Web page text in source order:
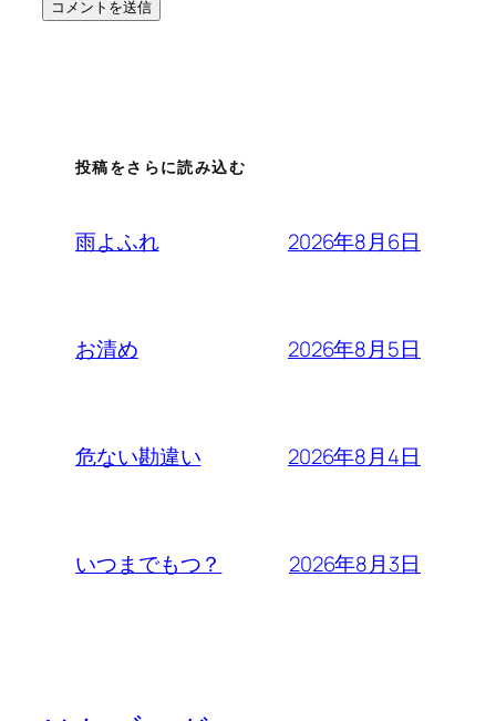
投稿をさらに読み込む
雨よふれ 2026年8月6日
お清め 2026年8月5日
危ない勘違い 2026年8月4日
いつまでもつ？ 2026年8月3日